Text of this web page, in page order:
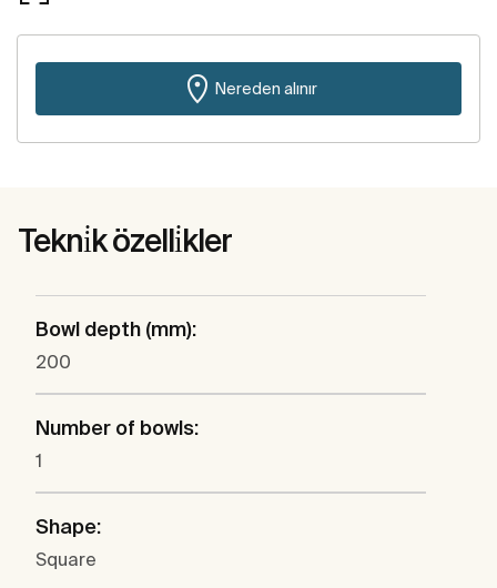
Nereden alınır
Tekni̇k özelli̇kler
Bowl depth (mm):
200
Number of bowls:
1
Shape:
Square